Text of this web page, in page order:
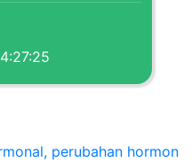
perubahan hormon